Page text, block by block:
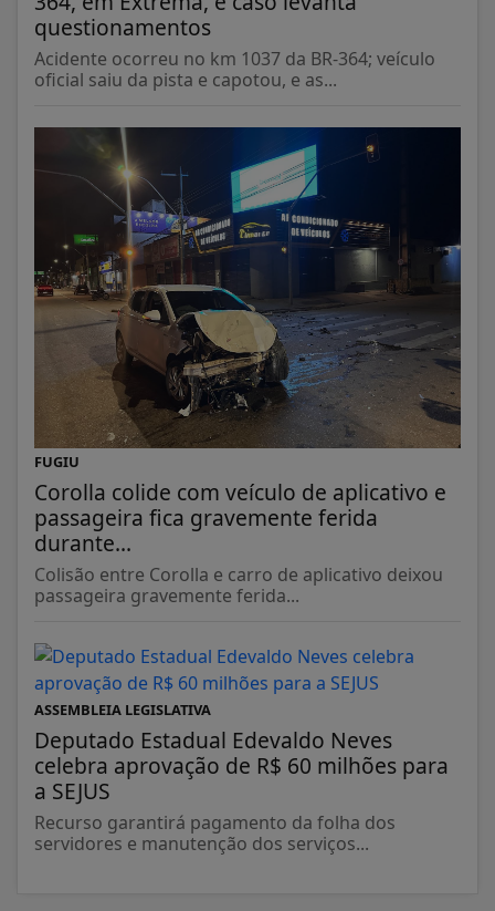
questionamentos
Acidente ocorreu no km 1037 da BR-364; veículo
oficial saiu da pista e capotou, e as...
FUGIU
Corolla colide com veículo de aplicativo e
passageira fica gravemente ferida
durante...
Colisão entre Corolla e carro de aplicativo deixou
passageira gravemente ferida...
ASSEMBLEIA LEGISLATIVA
Deputado Estadual Edevaldo Neves
celebra aprovação de R$ 60 milhões para
a SEJUS
Recurso garantirá pagamento da folha dos
servidores e manutenção dos serviços...